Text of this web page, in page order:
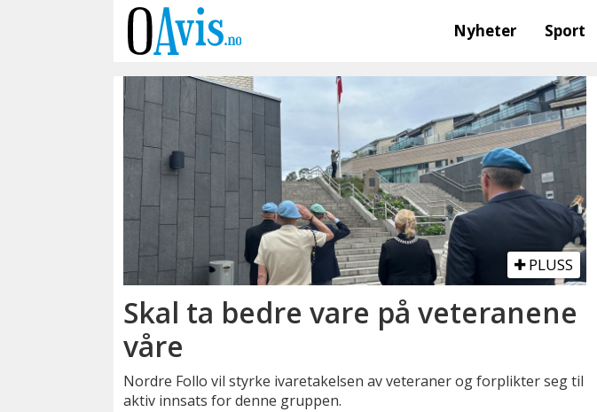
Nyheter Sport
minnesteder
PLUSS
Skal ta bedre vare på veteranene
våre
Nordre Follo vil styrke ivaretakelsen av veteraner og forplikter seg til
aktiv innsats for denne gruppen.